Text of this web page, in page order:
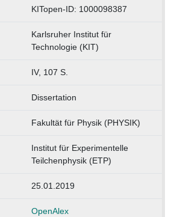
KITopen-ID: 1000098387
Karlsruher Institut für
Technologie (KIT)
IV, 107 S.
Dissertation
Fakultät für Physik (PHYSIK)
Institut für Experimentelle
Teilchenphysik (ETP)
25.01.2019
OpenAlex